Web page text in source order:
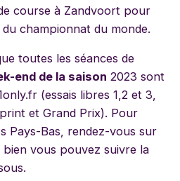
course à Zandvoort pour
championnat du monde.
toutes les séances de
end de la saison 2023 sont
(essais libres 1,2 et 3,
et Grand Prix). Pour
Pays-Bas, rendez-vous sur
bien vous pouvez suivre la